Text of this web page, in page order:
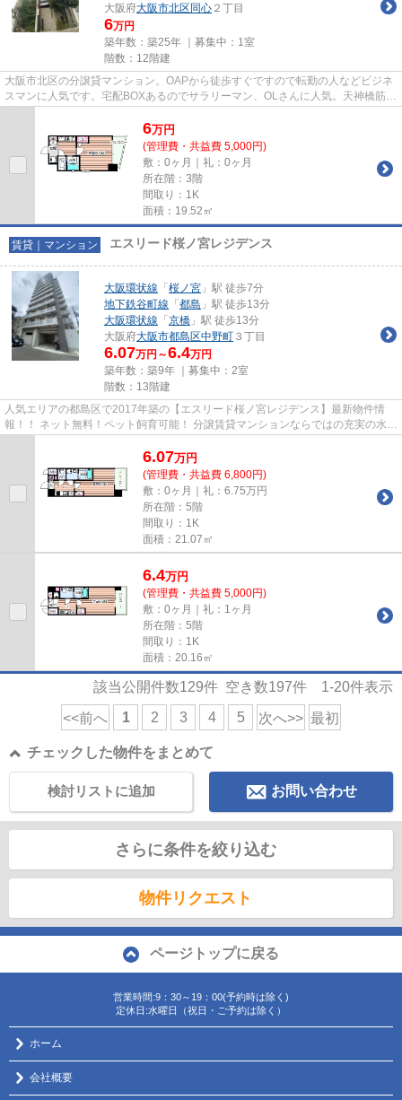
大阪府大阪市北区 同心 ２丁目
6万円
築年数：築25年 ｜募集中： 1室
階数：12階建
大阪市北区の分譲貸マンション。OAPから徒歩すぐですので転勤の人などビジネ
スマンに人気です。宅配BOXあるのでサラリーマン、OLさんに人気。天神橋筋商
6万円
(管理費・共益費 5,000円)
敷：0ヶ月｜礼：0ヶ月
所在階：3階
間取り：1K
面積：19.52㎡
賃貸｜マンション エスリード桜ノ宮レジデンス
大阪環状線 「 桜ノ宮 」駅 徒歩7分
地下鉄谷町線 「 都島 」駅 徒歩13分
大阪環状線 「 京橋 」駅 徒歩13分
大阪府大阪市都島区中野町 ３丁目
6.07万円～6.4万円
築年数：築9年 ｜募集中： 2室
階数：13階建
人気エリアの都島区で2017年築の【エスリード桜ノ宮レジデンス】最新物件情
報！！ ネット無料！ペット飼育可能！ 分譲賃貸マンションならではの充実の水回
6.07万円
(管理費・共益費 6,800円)
敷：0ヶ月｜礼：6.75万円
所在階：5階
間取り：1K
面積：21.07㎡
6.4万円
(管理費・共益費 5,000円)
敷：0ヶ月｜礼：1ヶ月
所在階：5階
間取り：1K
面積：20.16㎡
該当公開件数129件 空き数197件 1-20件表示
<<前へ 1 2 3 4 5 次へ>> 最初
チェックした物件をまとめて
お問い合わせ
検討リストに追加
さらに条件を絞り込む
物件リクエスト
ページトップに戻る
営業時間:9：30～19：00(予約時は除く)
定休日:水曜日（祝日・ご予約は除く）
ホーム
会社概要